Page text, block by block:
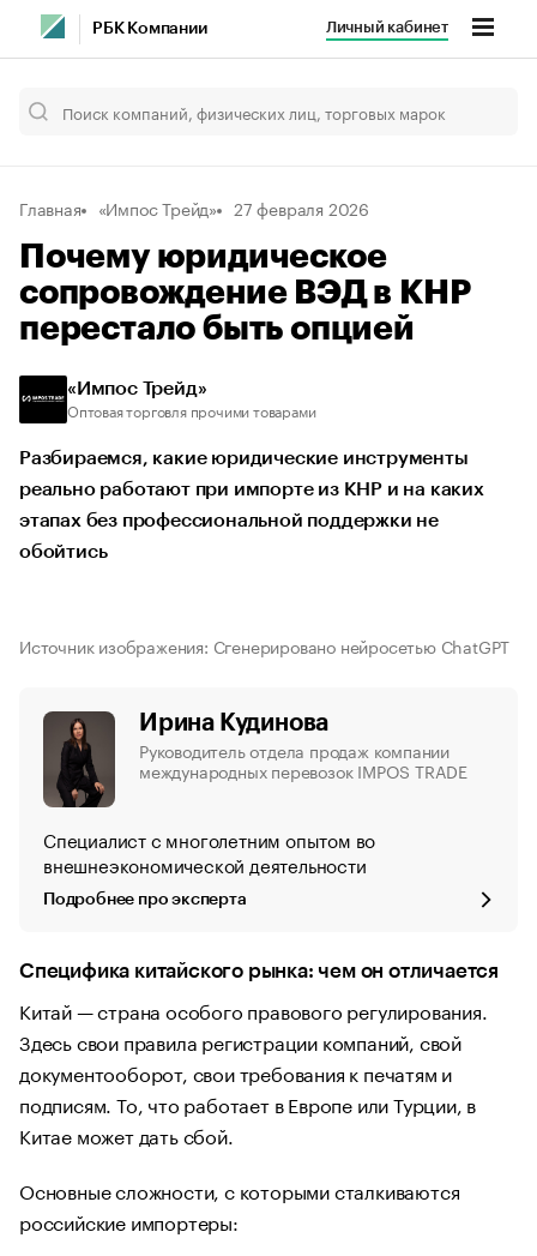
РБК Компании Личный кабинет
Главная «Импос Трейд» 27 февраля 2026
Почему юридическое
сопровождение ВЭД в КНР
перестало быть опцией
«Импос Трейд»
Оптовая торговля прочими товарами
Разбираемся, какие юридические инструменты
реально работают при импорте из КНР и на каких
этапах без профессиональной поддержки не
обойтись
Источник изображения: Сгенерировано нейросетью ChatGPT
Ирина Кудинова
Руководитель отдела продаж компании
международных перевозок IMPOS TRADE
Специалист с многолетним опытом во
внешнеэкономической деятельности
Подробнее про эксперта
Специфика китайского рынка: чем он отличается
Китай — страна особого правового регулирования.
Здесь свои правила регистрации компаний, свой
документооборот, свои требования к печатям и
подписям. То, что работает в Европе или Турции, в
Китае может дать сбой.
Основные сложности, с которыми сталкиваются
российские импортеры: